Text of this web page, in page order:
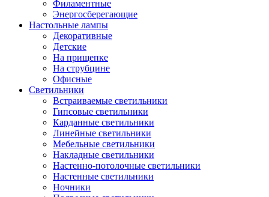
Филаментные
Энергосберегающие
Настольные лампы
Декоративные
Детские
На прищепке
На струбцине
Офисные
Светильники
Встраиваемые светильники
Гипсовые светильники
Карданные светильники
Линейные светильники
Мебельные светильники
Накладные светильники
Настенно-потолочные светильники
Настенные светильники
Ночники